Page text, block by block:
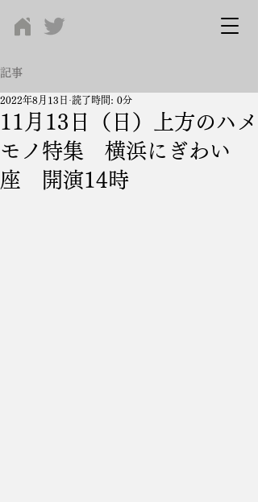
記事
11月13日（日）上方のハメ
モノ特集 横浜にぎわい
座 開演14時
2022年8月13日 読了時間: 0分